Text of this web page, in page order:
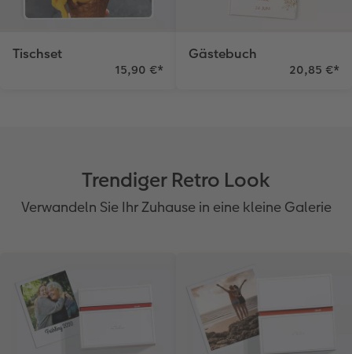
Tischset
15,90 €*
Gästebuch
20,85 €*
Trendiger Retro Look
Verwandeln Sie Ihr Zuhause in eine kleine Galerie